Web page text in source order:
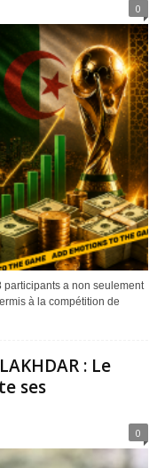
0
participants a non seulement
à la compétition de
: Le
ses
0